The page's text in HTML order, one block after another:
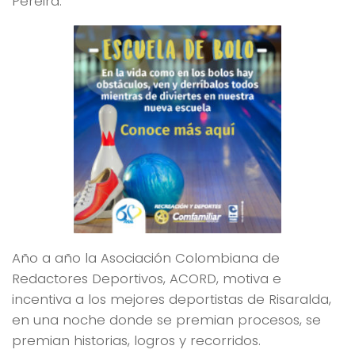
Año a año la Asociación Colombiana de
Redactores Deportivos, ACORD, motiva e
incentiva a los mejores deportistas de Risaralda,
en una noche donde se premian procesos, se
premian historias, logros y recorridos.